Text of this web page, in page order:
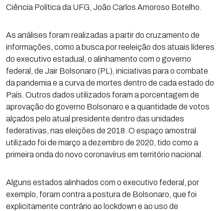
Ciência Política da UFG, João Carlos Amoroso Botelho.
As análises foram realizadas a partir do cruzamento de
informações, como a busca por reeleição dos atuais líderes
do executivo estadual, o alinhamento com o governo
federal, de Jair Bolsonaro (PL), iniciativas para o combate
da pandemia e a curva de mortes dentro de cada estado do
País. Outros dados utilizados foram a porcentagem de
aprovação do governo Bolsonaro e a quantidade de votos
alçados pelo atual presidente dentro das unidades
federativas, nas eleições de 2018. O espaço amostral
utilizado foi de março a dezembro de 2020, tido como a
primeira onda do novo coronavírus em território nacional.
Alguns estados alinhados com o executivo federal, por
exemplo, foram contra a postura de Bolsonaro, que foi
explicitamente contrário ao lockdown e ao uso de